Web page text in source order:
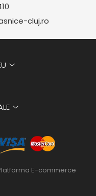
cluj.ro
E-commerce